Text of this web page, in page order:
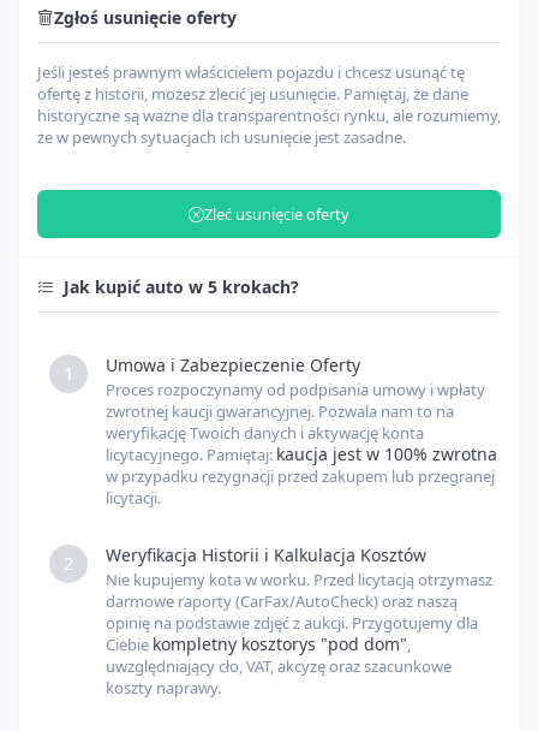
Agencja celna i załadunek USD
Opłaty celne USD
USD PLN
EUR PLN
Zgłoś usunięcie oferty
Jeśli jesteś prawnym właścicielem pojazdu i chcesz usunąć tę
ofertę z historii, możesz zlecić jej usunięcie. Pamiętaj, że dane
historyczne są ważne dla transparentności rynku, ale rozumiemy,
że w pewnych sytuacjach ich usunięcie jest zasadne.
Zleć usunięcie oferty
Jak kupić auto w 5 krokach?
1 Umowa i Zabezpieczenie Oferty
Proces rozpoczynamy od podpisania umowy i wpłaty
zwrotnej kaucji gwarancyjnej. Pozwala nam to na
weryfikację Twoich danych i aktywację konta
licytacyjnego. Pamiętaj: kaucja jest w 100% zwrotna
w przypadku rezygnacji przed zakupem lub przegranej
licytacji.
2 Weryfikacja Historii i Kalkulacja Kosztów
Nie kupujemy kota w worku. Przed licytacją otrzymasz
darmowe raporty (CarFax/AutoCheck) oraz naszą
opinię na podstawie zdjęć z aukcji. Przygotujemy dla
Ciebie kompletny kosztorys "pod dom",
uwzględniający cło, VAT, akcyzę oraz szacunkowe
koszty naprawy.